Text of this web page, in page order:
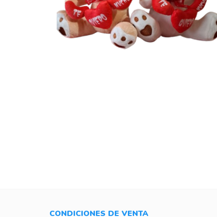
CONDICIONES DE VENTA